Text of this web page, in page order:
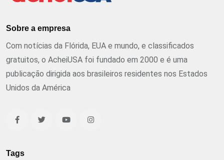
Sobre a empresa
Com notícias da Flórida, EUA e mundo, e classificados
gratuitos, o AcheiUSA foi fundado em 2000 e é uma
publicação dirigida aos brasileiros residentes nos Estados
Unidos da América
Tags